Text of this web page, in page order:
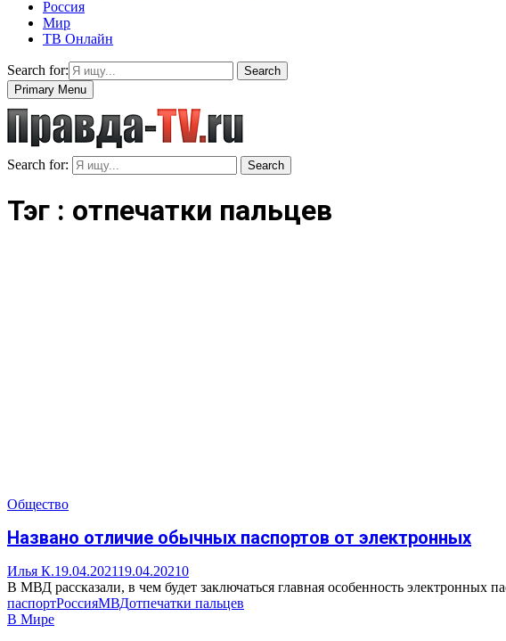
Россия
Мир
ТВ Онлайн
Search for:
Search
Primary Menu
Search for: Search
Тэг : отпечатки пальцев
Общество
Названо отличие обычных паспортов от электронных
Илья К.19.04.202119.04.20210
В МВД рассказали, в чем будет заключаться главная особенность электронных
паспортРоссияМВДотпечатки пальцев
В Мире